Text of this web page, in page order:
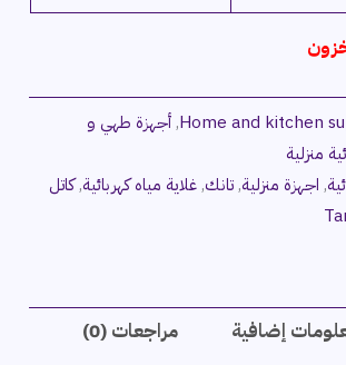
Home and kitchen
,أجهزة طهي و
منزلية
, اجهزة منزلية,تانك,غلاية مياه كهربائية,كاتل
إضافية مراجعات (0)